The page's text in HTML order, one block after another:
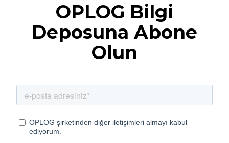
OPLOG Bilgi
Deposuna Abone
Olun